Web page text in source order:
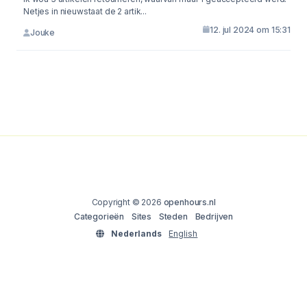
Netjes in nieuwstaat de 2 artik...
Jouke 12. jul 2024 om 15:31
Copyright © 2026 openhours.nl
Categorieën
Sites Steden
Bedrijven
Nederlands
English